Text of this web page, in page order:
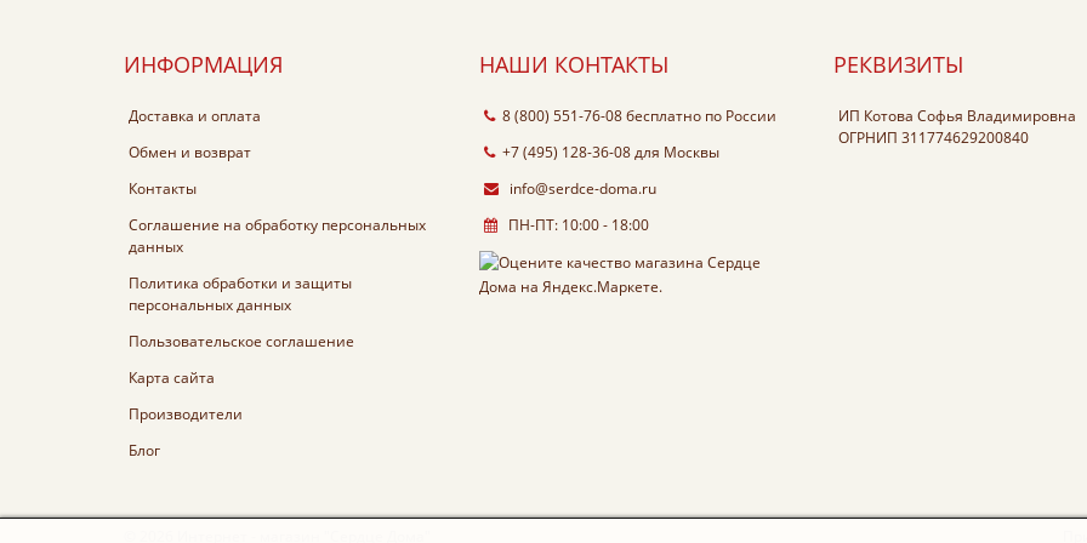
ИНФОРМАЦИЯ
Доставка и оплата
Обмен и возврат
Контакты
Соглашение на обработку персональных
данных
Политика обработки и защиты
персональных данных
Пользовательское соглашение
Карта сайта
Производители
Блог
НАШИ КОНТАКТЫ
8 (800) 551-76-08бесплатно по России
+7 (495) 128-36-08для Москвы
info@serdce-doma.ru
ПН-ПТ: 10:00 - 18:00
РЕКВИЗИТЫ
ИП Котова Софья Владимировна
ОГРНИП 311774629200840